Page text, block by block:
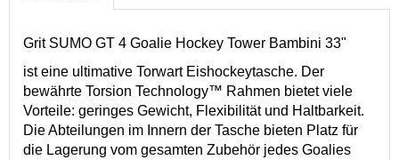
Grit SUMO GT 4 Goalie Hockey Tower Bambini 33"
ist eine ultimative Torwart Eishockeytasche. Der
bewährte Torsion Technology™ Rahmen bietet viele
Vorteile: geringes Gewicht, Flexibilität und Haltbarkeit.
Die Abteilungen im Innern der Tasche bieten Platz für
die Lagerung vom gesamten Zubehör jedes Goalies